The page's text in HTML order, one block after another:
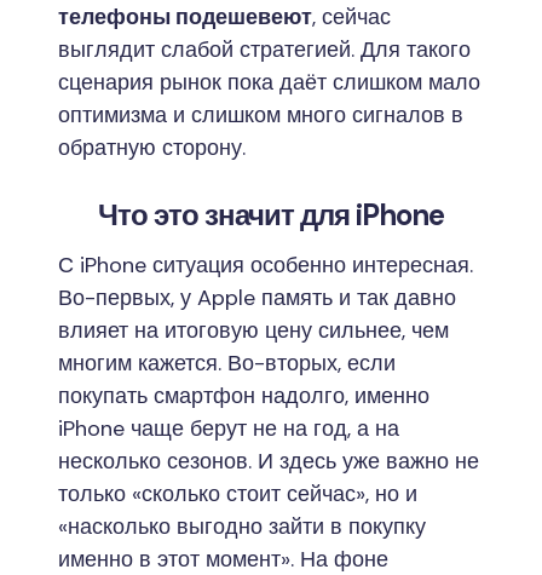
телефоны подешевеют, сейчас
выглядит слабой стратегией. Для такого
сценария рынок пока даёт слишком мало
оптимизма и слишком много сигналов в
обратную сторону.
Что это значит для iPhone
С iPhone ситуация особенно интересная.
Во-первых, у Apple память и так давно
влияет на итоговую цену сильнее, чем
многим кажется. Во-вторых, если
покупать смартфон надолго, именно
iPhone чаще берут не на год, а на
несколько сезонов. И здесь уже важно не
только «сколько стоит сейчас», но и
«насколько выгодно зайти в покупку
именно в этот момент». На фоне